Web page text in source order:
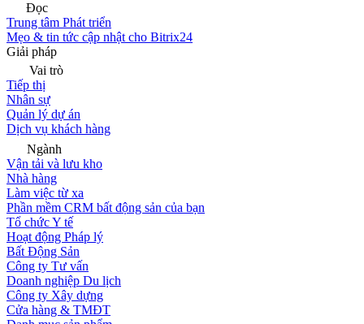
Đọc
Trung tâm Phát triển
Mẹo & tin tức cập nhật cho Bitrix24
Giải pháp
Vai trò
Tiếp thị
Nhân sự
Quản lý dự án
Dịch vụ khách hàng
Ngành
Vận tải và lưu kho
Nhà hàng
Làm việc từ xa
Phần mềm CRM bất động sản của bạn
Tổ chức Y tế
Hoạt động Pháp lý
Bất Động Sản
Công ty Tư vấn
Doanh nghiệp Du lịch
Công ty Xây dựng
Cửa hàng & TMĐT